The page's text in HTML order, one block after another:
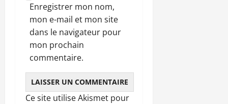
Enregistrer mon nom,
mon e-mail et mon site
dans le navigateur pour
mon prochain
commentaire.
Ce site utilise Akismet pour